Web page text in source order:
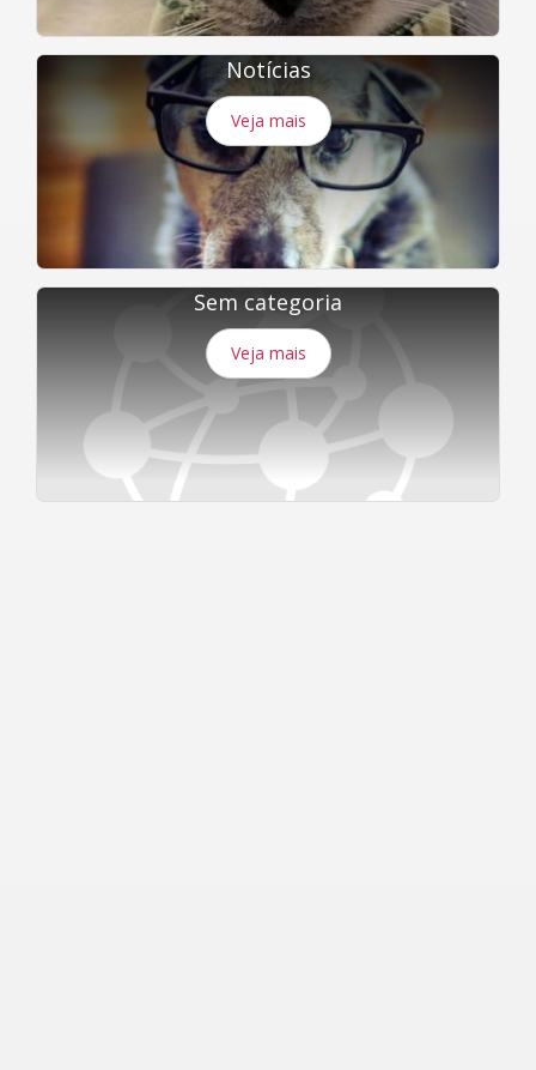
Notícias
Veja mais
Sem categoria
Veja mais